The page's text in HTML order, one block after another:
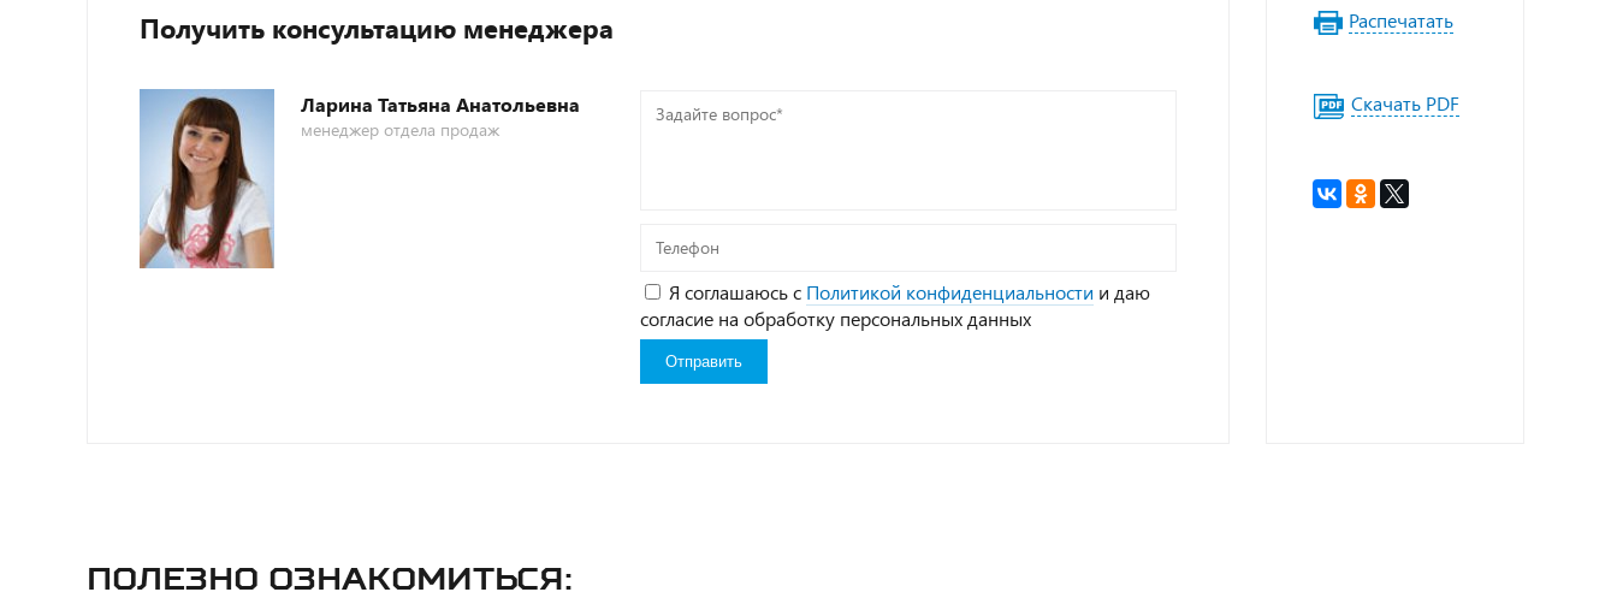
Получить консультацию менеджера
Ларина Татьяна Анатольевна
менеджер отдела продаж
Задайте
Телефон
Я соглашаюсь с Политикой конфиденциальности и даю
согласие на обработку персональных данных
Распечатать
Скачать PDF
Полезно ознакомиться: